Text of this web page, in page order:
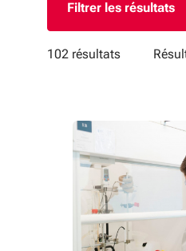
102 résultats